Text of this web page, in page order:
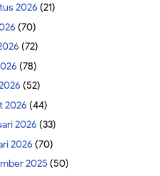
2026 (21)
(70)
(72)
(78)
(52)
2026 (44)
2026 (33)
2026 (70)
2025 (50)